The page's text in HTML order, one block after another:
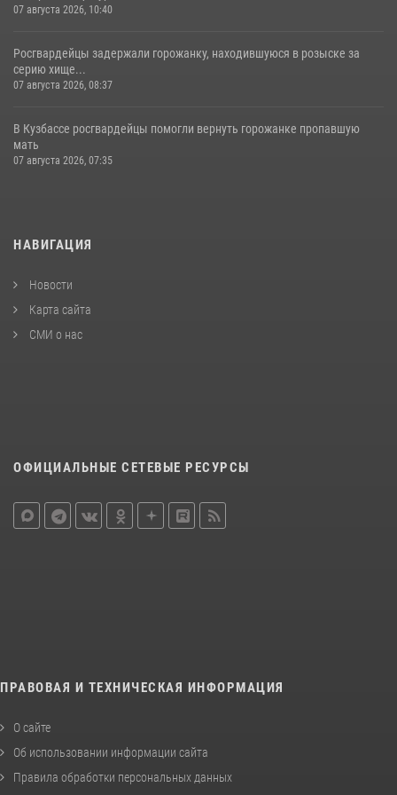
07 августа 2026, 10:40
Росгвардейцы задержали горожанку, находившуюся в розыске за
серию хище...
07 августа 2026, 08:37
В Кузбассе росгвардейцы помогли вернуть горожанке пропавшую
мать
07 августа 2026, 07:35
НАВИГАЦИЯ
Новости
Карта сайта
СМИ о нас
ОФИЦИАЛЬНЫЕ СЕТЕВЫЕ РЕСУРСЫ
ПРАВОВАЯ И ТЕХНИЧЕСКАЯ ИНФОРМАЦИЯ
О сайте
Об использовании информации сайта
Правила обработки персональных данных